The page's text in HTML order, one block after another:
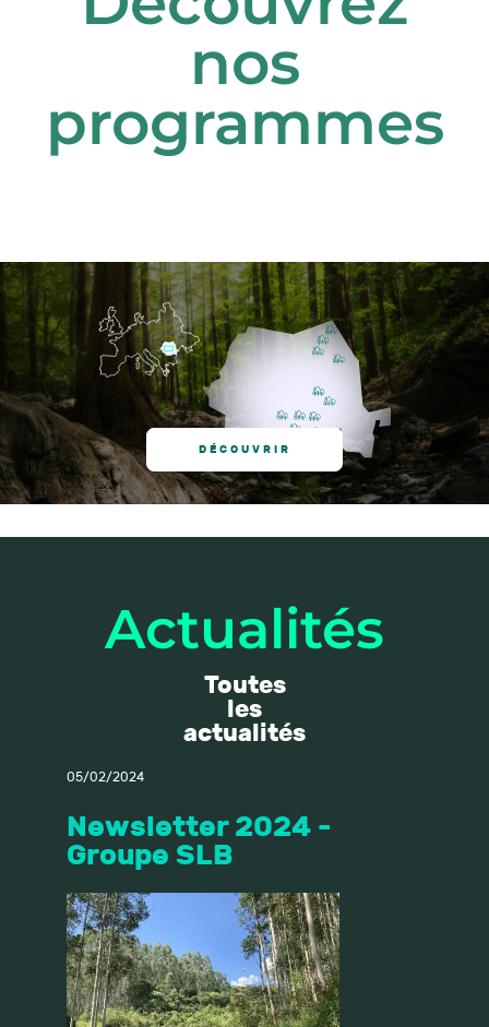
nos
programmes
Bucarest
DÉCOUVRIR
Actualités
Toutes
les
actualités
05/02/2024
Newsletter 2024 -
Groupe SLB